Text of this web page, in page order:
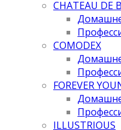
CHATEAU DE
COMODEX
FOREVER
ILLUSTRIOUS